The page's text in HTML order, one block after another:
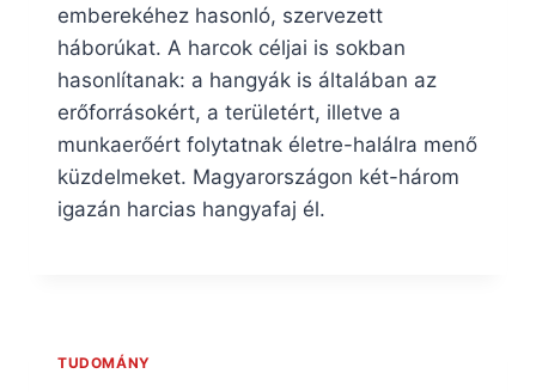
emberekéhez hasonló, szervezett
háborúkat. A harcok céljai is sokban
hasonlítanak: a hangyák is általában az
erőforrásokért, a területért, illetve a
munkaerőért folytatnak életre-halálra menő
küzdelmeket. Magyarországon két-három
igazán harcias hangyafaj él.
TUDOMÁNY